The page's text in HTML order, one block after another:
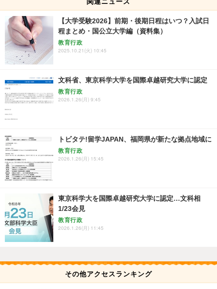
【大学受験2026】前期・後期日程はいつ？入試日
程まとめ・国公立大学編（資料集）
教育行政
2025.10.21(火) 10:45
文科省、東京科学大学を国際卓越研究大学に認定
教育行政
2026.1.26(月) 9:45
トビタテ!留学JAPAN、福岡県が新たな拠点地域に
教育行政
2026.1.26(月) 15:45
東京科学大を国際卓越研究大学に認定…文科相
1/23会見
教育行政
2026.1.26(月) 11:45
その他アクセスランキング